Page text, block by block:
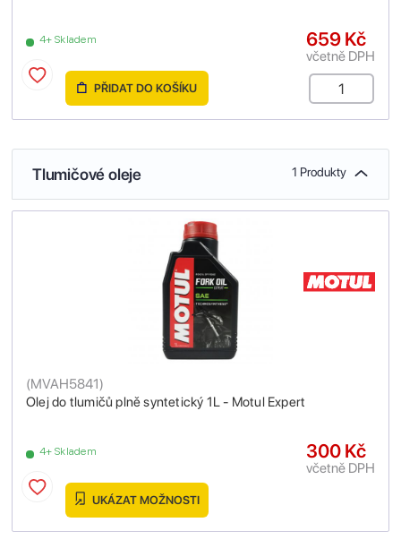
4+ Skladem 659 Kč
včetně DPH
PŘIDAT DO KOŠÍKU
Tlumičové oleje 1 Produkty
Olej do tlumičů plně syntetický 1L - Motul Expert
(MVAH5841)
4+ Skladem 300 Kč
včetně DPH
UKÁZAT MOŽNOSTI